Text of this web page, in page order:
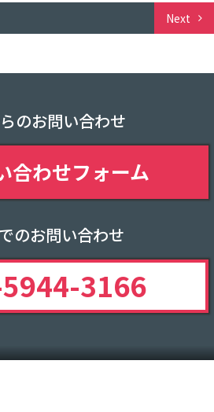
Next
のお問い合わせ
合わせフォーム
のお問い合わせ
3166